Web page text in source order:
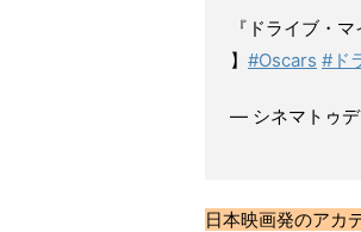
『ドライブ・
】 #Oscars #ド
— シネマトゥ
日本映画発のアカ